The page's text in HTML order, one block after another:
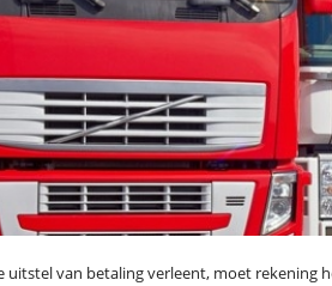
uitstel van betaling verleent, moet